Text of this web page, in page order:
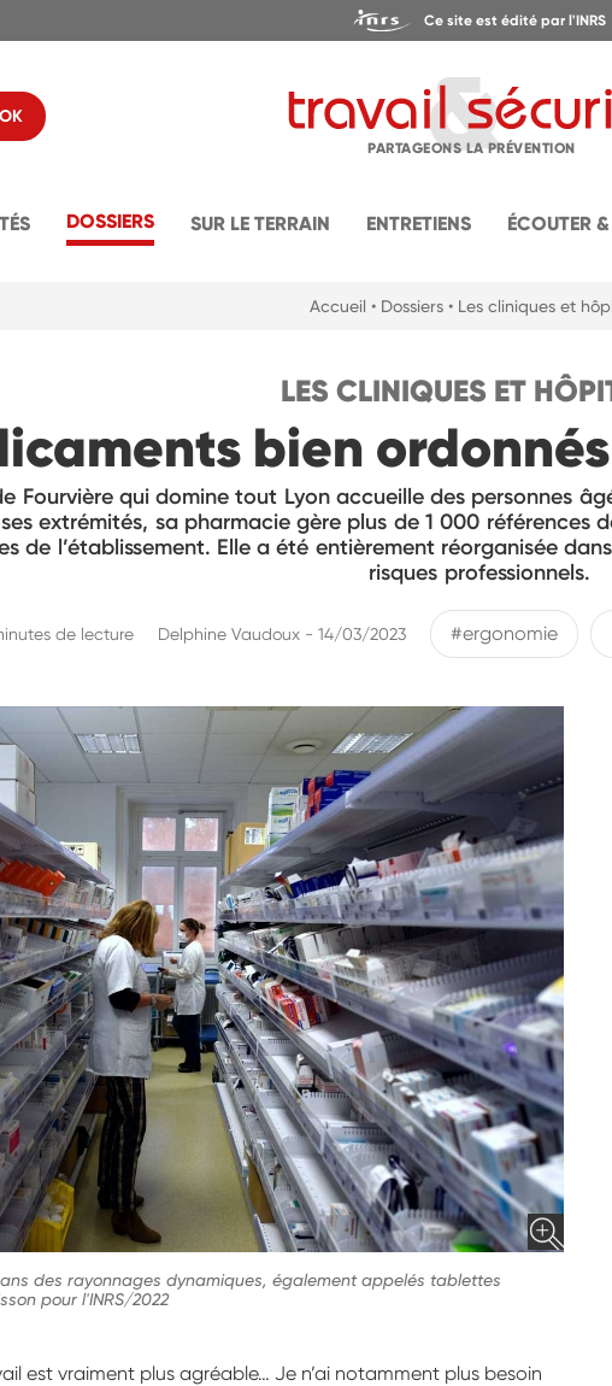
Ce site est édité par l'INRS
OK
PARTAGEONS LA PRÉVENTION
DOSSIERS SUR LE TERRAIN ENTRETIENS ÉCOUTER
Accueil • Dossiers • Les cliniques et
LES CLINIQUES ET
bien
Fourvière qui domine tout Lyon accueille des personnes
ses extrémités, sa pharmacie gère plus de 1 000
de l’établissement. Elle a été entièrement réorganisée
risques professionnels.
de lecture Delphine Vaudoux - 14/03/2023 #ergonomie
des rayonnages dynamiques, également appelés tablettes
pour l'INRS/2022
est vraiment plus agréable… Je n’ai notamment plus besoin